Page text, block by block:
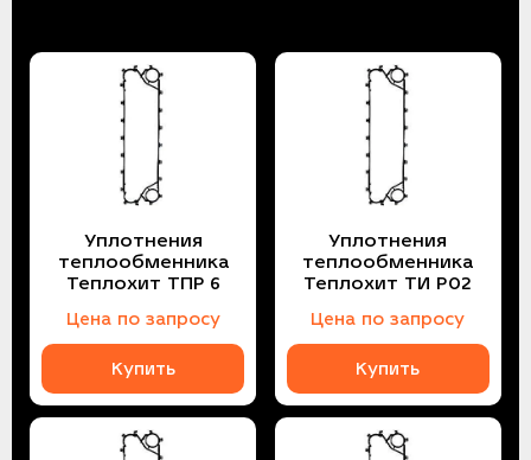
Уплотнения
теплообменника
Теплохит ТПР 6
Цена по запросу
Купить
Уплотнения
теплообменника
Теплохит ТИ P02
Цена по запросу
Купить